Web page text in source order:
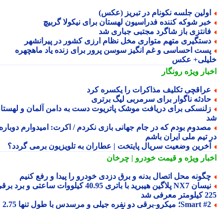
جلسه نکونام در تبریز (عکس)
شوکه کننده فدراسیون لهستان برای نیکولا گربیچ
باز شاگرد مجتبی جباری شد
متهم متواری مخل نظام ارزی کشور در پیرانشهر
احساسی و غم انگیز سوسن پرور برای زنده یاد ماهچهره
عکس
ویژهرونگار
تکلیف مذاکرات را یکسره کرد
ناگوار برای سرمربی لیگ برتری
برای دریافت موشک پاتریوت دست به دامن آلمان و لهستان
بودم که در جام جهانی بازی نکردم / اکرت: امیدوارم دوباره
تیم ملی ایران باشم
وضعیت سریال پایتخت | عطاران به تلویزیون برمی گردد؟
ویژهو قیمت خودرو | چرخان
محل اتصال بدنه و برق دزدی خودرو را پیدا و رفع کنیم
نیسان NX7 پلاگین هیبرید با باتری 40.95 کیلووات ساعتی و برد برقی
Smart #2؛ میکرو-برقی دو نفره جیلی و مرسدس با طول تنها 2.75